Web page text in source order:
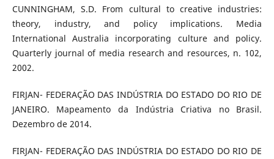
CUNNINGHAM, S.D. From cultural to creative industries:
theory, industry, and policy implications. Media
International Australia incorporating culture and policy.
Quarterly journal of media research and resources, n. 102,
2002.
FIRJAN- FEDERAÇÃO DAS INDÚSTRIA DO ESTADO DO RIO DE
JANEIRO. Mapeamento da Indústria Criativa no Brasil.
Dezembro de 2014.
FIRJAN- FEDERAÇÃO DAS INDÚSTRIA DO ESTADO DO RIO DE